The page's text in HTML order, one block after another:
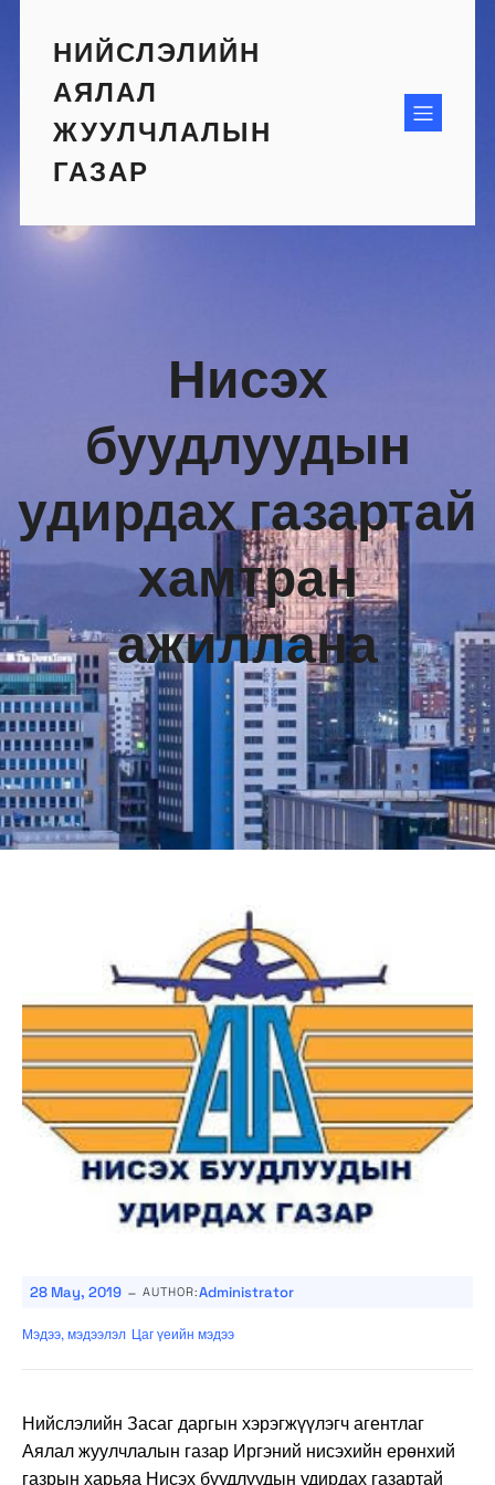
contentНИЙСЛЭЛИЙН
АЯЛАЛ
ЖУУЛЧЛАЛЫН
ГАЗАР
Нисэх
буудлуудын
удирдах газартай
хамтран
ажиллана
28 May, 2019 - AUTHOR:Administrator
Мэдээ, мэдээлэл Цаг үеийн мэдээ
Нийслэлийн Засаг даргын хэрэгжүүлэгч агентлаг
Аялал жуулчлалын газар Иргэний нисэхийн ерөнхий
газрын харьяа Нисэх буудлуудын удирдах газартай